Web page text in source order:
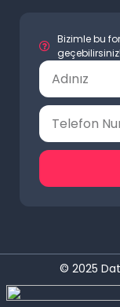
Bizimle bu
geçebilirsiniz!
© 2025